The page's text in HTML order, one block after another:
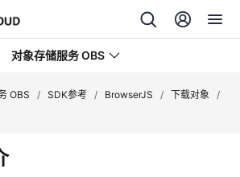
对象存储服务 OBS
OBS / SDK参考 / BrowserJS / 下载对象 /